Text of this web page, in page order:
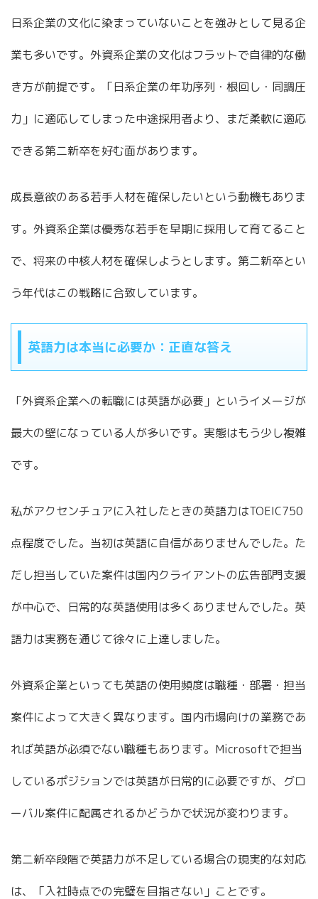
日系企業の文化に染まっていないことを強みとして見る企
業も多いです。外資系企業の文化はフラットで自律的な働
き方が前提です。「日系企業の年功序列・根回し・同調圧
力」に適応してしまった中途採用者より、まだ柔軟に適応
できる第二新卒を好む面があります。
成長意欲のある若手人材を確保したいという動機もありま
す。外資系企業は優秀な若手を早期に採用して育てること
で、将来の中核人材を確保しようとします。第二新卒とい
う年代はこの戦略に合致しています。
英語力は本当に必要か：正直な答え
「外資系企業への転職には英語が必要」というイメージが
最大の壁になっている人が多いです。実態はもう少し複雑
です。
私がアクセンチュアに入社したときの英語力はTOEIC750
点程度でした。当初は英語に自信がありませんでした。た
だし担当していた案件は国内クライアントの広告部門支援
が中心で、日常的な英語使用は多くありませんでした。英
語力は実務を通じて徐々に上達しました。
外資系企業といっても英語の使用頻度は職種・部署・担当
案件によって大きく異なります。国内市場向けの業務であ
れば英語が必須でない職種もあります。Microsoftで担当
しているポジションでは英語が日常的に必要ですが、グロ
ーバル案件に配属されるかどうかで状況が変わります。
第二新卒段階で英語力が不足している場合の現実的な対応
は、「入社時点での完璧を目指さない」ことです。